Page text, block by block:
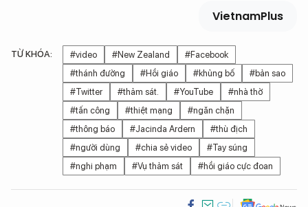
VietnamPlus
TỪ KHÓA: #video #New Zealand
#Facebook
#thánh đường
#Hồi giáo #khủng bố
#bản sao
#Twitter
#thảm sát. #YouTube
#nhà thờ
#tấn công
#thiệt mạng
#ngăn chặn
#thông báo
#Jacinda Ardern
#thù địch
#người dùng
#chia sẻ video
#Tay súng
#nghi phạm
#Vụ thảm sát #hồi giáo cực đoan